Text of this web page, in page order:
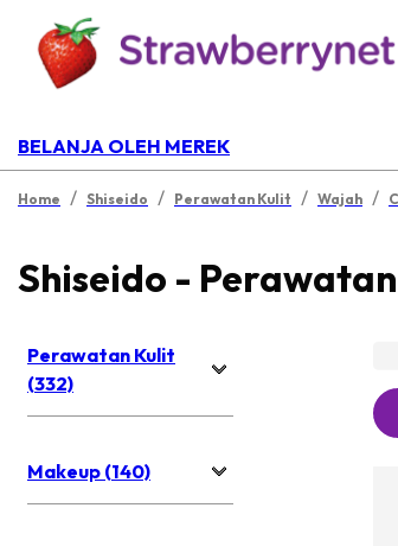
BELANJA OLEH MEREK
Home / Shiseido / Perawatan Kulit / Wajah /
Shiseido -
Perawatan Kulit
(332)
Makeup (140)